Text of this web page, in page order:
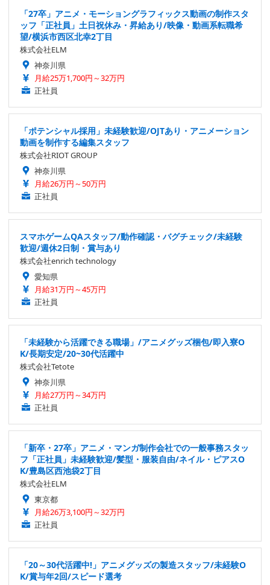
「27卒」アニメ・モーショングラフィックス動画の制作スタ
ッフ「正社員」土日祝休み・昇給あり/映像・動画系転職希
望/横浜市西区北幸2丁目
株式会社ELM
神奈川県
月給25万1,700円～32万円
正社員
「ポテンシャル採用」未経験歓迎/OJTあり・アニメーション
動画を制作する編集スタッフ
株式会社RIOT GROUP
神奈川県
月給26万円～50万円
正社員
スマホゲームQAスタッフ/動作確認・バグチェック/未経験
歓迎/週休2日制・賞与あり
株式会社enrich technology
愛知県
月給31万円～45万円
正社員
「未経験から活躍できる職場」/アニメグッズ梱包/即入寮O
K/長期安定/20~30代活躍中
株式会社Tetote
神奈川県
月給27万円～34万円
正社員
「新卒・27卒」アニメ・マンガ制作会社での一般事務スタッ
フ「正社員」未経験歓迎/髪型・服装自由/ネイル・ピアスO
K/豊島区西池袋2丁目
株式会社ELM
東京都
月給26万3,100円～32万円
正社員
「20～30代活躍中!」アニメグッズの製造スタッフ/未経験O
K/賞与年2回/スピード選考